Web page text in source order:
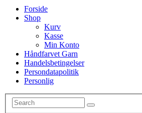
Forside
Shop
Kurv
Kasse
Min Konto
Håndfarvet Garn
Handelsbetingelser
Persondatapolitik
Personlig